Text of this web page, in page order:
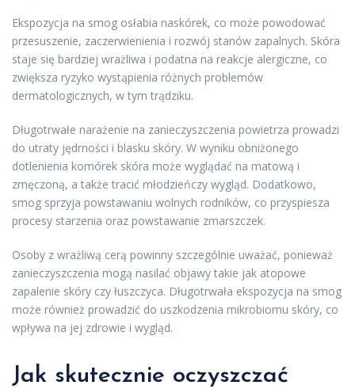
Ekspozycja na smog osłabia naskórek, co może powodować
przesuszenie, zaczerwienienia i rozwój stanów zapalnych. Skóra
staje się bardziej wrażliwa i podatna na reakcje alergiczne, co
zwiększa ryzyko wystąpienia różnych problemów
dermatologicznych, w tym trądziku.
Długotrwałe narażenie na zanieczyszczenia powietrza prowadzi
do utraty jędrności i blasku skóry. W wyniku obniżonego
dotlenienia komórek skóra może wyglądać na matową i
zmęczoną, a także tracić młodzieńczy wygląd. Dodatkowo,
smog sprzyja powstawaniu wolnych rodników, co przyspiesza
procesy starzenia oraz powstawanie zmarszczek.
Osoby z wrażliwą cerą powinny szczególnie uważać, ponieważ
zanieczyszczenia mogą nasilać objawy takie jak atopowe
zapalenie skóry czy łuszczyca. Długotrwała ekspozycja na smog
może również prowadzić do uszkodzenia mikrobiomu skóry, co
wpływa na jej zdrowie i wygląd.
Jak skutecznie oczyszczać